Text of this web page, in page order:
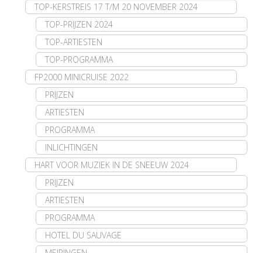
TOP-KERSTREIS 17 T/M 20 NOVEMBER 2024
TOP-PRIJZEN 2024
TOP-ARTIESTEN
TOP-PROGRAMMA
FP2000 MINICRUISE 2022
PRIJZEN
ARTIESTEN
PROGRAMMA
INLICHTINGEN
HART VOOR MUZIEK IN DE SNEEUW 2024
PRIJZEN
ARTIESTEN
PROGRAMMA
HOTEL DU SAUVAGE